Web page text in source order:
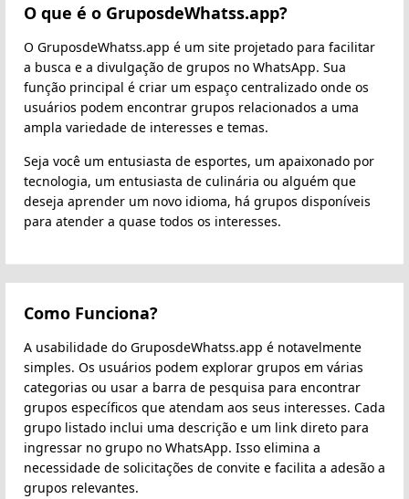
O que é o GruposdeWhatss.app?
O GruposdeWhatss.app é um site projetado para facilitar
a busca e a divulgação de grupos no WhatsApp. Sua
função principal é criar um espaço centralizado onde os
usuários podem encontrar grupos relacionados a uma
ampla variedade de interesses e temas.
Seja você um entusiasta de esportes, um apaixonado por
tecnologia, um entusiasta de culinária ou alguém que
deseja aprender um novo idioma, há grupos disponíveis
para atender a quase todos os interesses.
Como Funciona?
A usabilidade do GruposdeWhatss.app é notavelmente
simples. Os usuários podem explorar grupos em várias
categorias ou usar a barra de pesquisa para encontrar
grupos específicos que atendam aos seus interesses. Cada
grupo listado inclui uma descrição e um link direto para
ingressar no grupo no WhatsApp. Isso elimina a
necessidade de solicitações de convite e facilita a adesão a
grupos relevantes.